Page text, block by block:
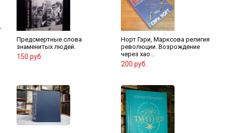
Предсмертные слова
знаменитых людей.
150 руб.
Норт Гэри, Марксова религия
революции. Возрождение
через хао...
200 руб.